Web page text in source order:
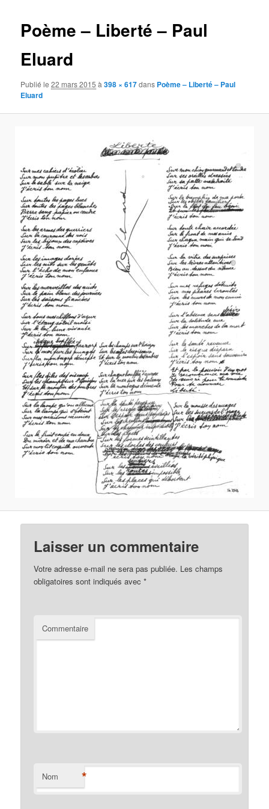
Poème – Liberté – Paul
Eluard
Publié le22 mars 2015 à398 × 617dans Poème – Liberté – Paul
Eluard
Laisser un commentaire
Votre adresse e-mail ne sera pas publiée. Les champs
obligatoires sont indiqués avec*
Commentaire
Nom *